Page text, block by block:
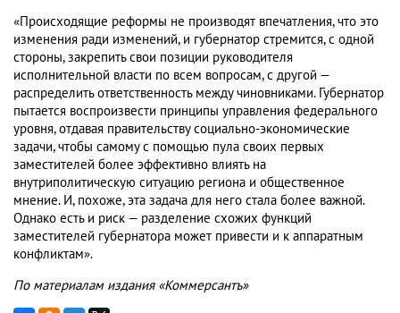
«Происходящие реформы не производят впечатления, что это
изменения ради изменений, и губернатор стремится, с одной
стороны, закрепить свои позиции руководителя
исполнительной власти по всем вопросам, с другой —
распределить ответственность между чиновниками. Губернатор
пытается воспроизвести принципы управления федерального
уровня, отдавая правительству социально-экономические
задачи, чтобы самому с помощью пула своих первых
заместителей более эффективно влиять на
внутриполитическую ситуацию региона и общественное
мнение. И, похоже, эта задача для него стала более важной.
Однако есть и риск — разделение схожих функций
заместителей губернатора может привести и к аппаратным
конфликтам».
По материалам издания «Коммерсантъ»